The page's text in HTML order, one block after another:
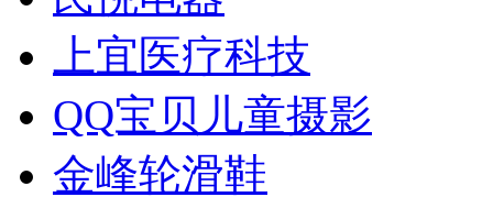
上宜医疗科技
QQ宝贝儿童摄影
金峰轮滑鞋